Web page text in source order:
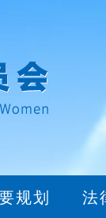
规划 法